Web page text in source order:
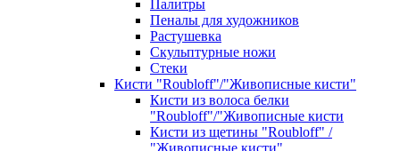
Палитры
Пеналы для художников
Растушевка
Скульптурные ножи
Стеки
Кисти "Roubloff"/"Живописные кисти"
Кисти из волоса белки
"Roubloff"/"Живописные кисти
Кисти из щетины "Roubloff" /
"Живописные кисти"